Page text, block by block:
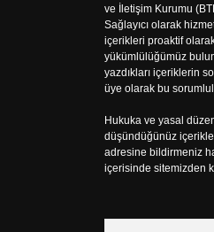
ve İletişim Kurumu
Sağlayıcı olarak
içerikleri proaktif
yükümlülüğümüz
yazdıkları içeriklerin
üye olarak bu
Hukuka ve yasal
düşündüğünüz
adresine bildirmeniz
içerisinde sitemizden